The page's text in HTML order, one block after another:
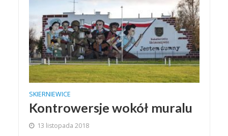
SKIERNIEWICE
Kontrowersje wokół muralu
13 listopada 2018